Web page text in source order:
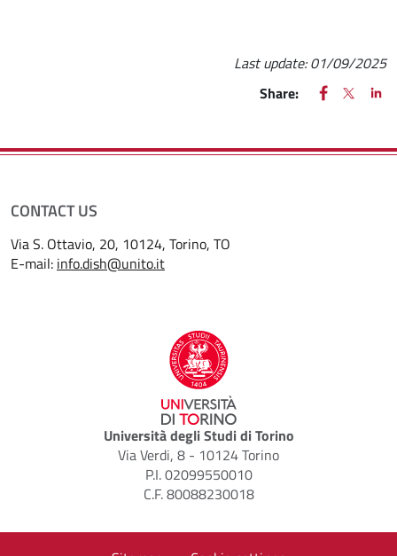
Last update:01/09/2025
Share:
FACEBOOK
(apre una
X
(apre
CONTACT US
Via S. Ottavio, 20, 10124, Torino, TO
E-mail: info.dish@unito.it
Università degli Studi di Torino
Via Verdi, 8 - 10124 Torino
P.I. 02099550010
C.F. 80088230018